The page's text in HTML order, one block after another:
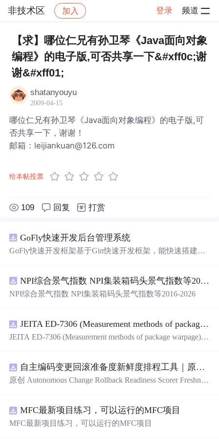
非技术区 加入 登录 频道
社区 非技术区 帖子详情
【求】哪位仁兄有孙卫琴《Java面向对象
编程》的电子版,可否共享一下&#xff0c;谢
谢&#xff01;
shatanyouyu
2009-04-15
哪位仁兄有孙卫琴《Java面向对象编程》的电子版,可
否共享一下，谢谢！
邮箱：leijiankuan@126.com
给本帖投票
109 回复 打赏
GoFly快速开发后台管理系统
GoFly快速开发框架基于Gin快速开发框架，能快速搭建应
管理后台等。api文档管理并一键生成api接口代码，一键生
成 CRUD前后端代码丰富组件，基于 Gin和 Vue3的Arco D
大道至简思想，接口单层设计，开发简单，极易上手、代
码可读性和可维护性好、得益于Go优秀性能框架性能和并
发都很优秀、需要硬件资源很小。
NPI综合景气指数 NPI集装箱码头景气指数等2016-2026
NPI综合景气指数 NPI集装箱码头景气指数等2016-2026
JEITA ED-7306 (Measurement methods of package warpage).pdf
JEITA ED-7306 (Measurement methods of package warpage).p
自主编码变更回滚准备度新鲜度排程工具｜原创源码+测试+离线报告
原创 Autonomous Change Rollback Readiness Scorer Freshnes
备度”的结果，按风险、变化速度、证据有效期和负责人安
排周期复核；本地网页、JSON/HTML/SVG报告、测试与
MFC最新项目练习，可以运行的MFC项目
MFC最新项目练习，可以运行的MFC项目